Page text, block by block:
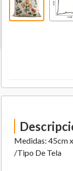
Medidas: 45cm
/Tipo De Tela